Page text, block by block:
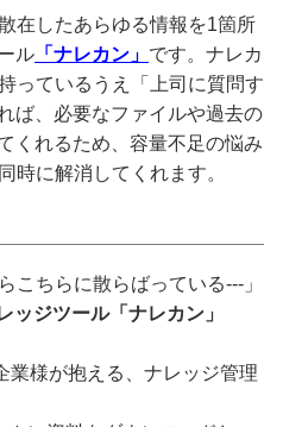
在したあらゆる情報を1箇所
ル 「ナレカン」 です。ナレカ
っているうえ「上司に質問す
ば、必要なファイルや過去の
くれるため、容量不足の悩み
時に解消してくれます。
こちらに散らばっている---」
ッジツール「ナレカン」
業様が抱える、ナレッジ管理